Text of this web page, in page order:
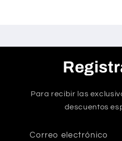
Para recibir las
descuentos
Correo electrónico